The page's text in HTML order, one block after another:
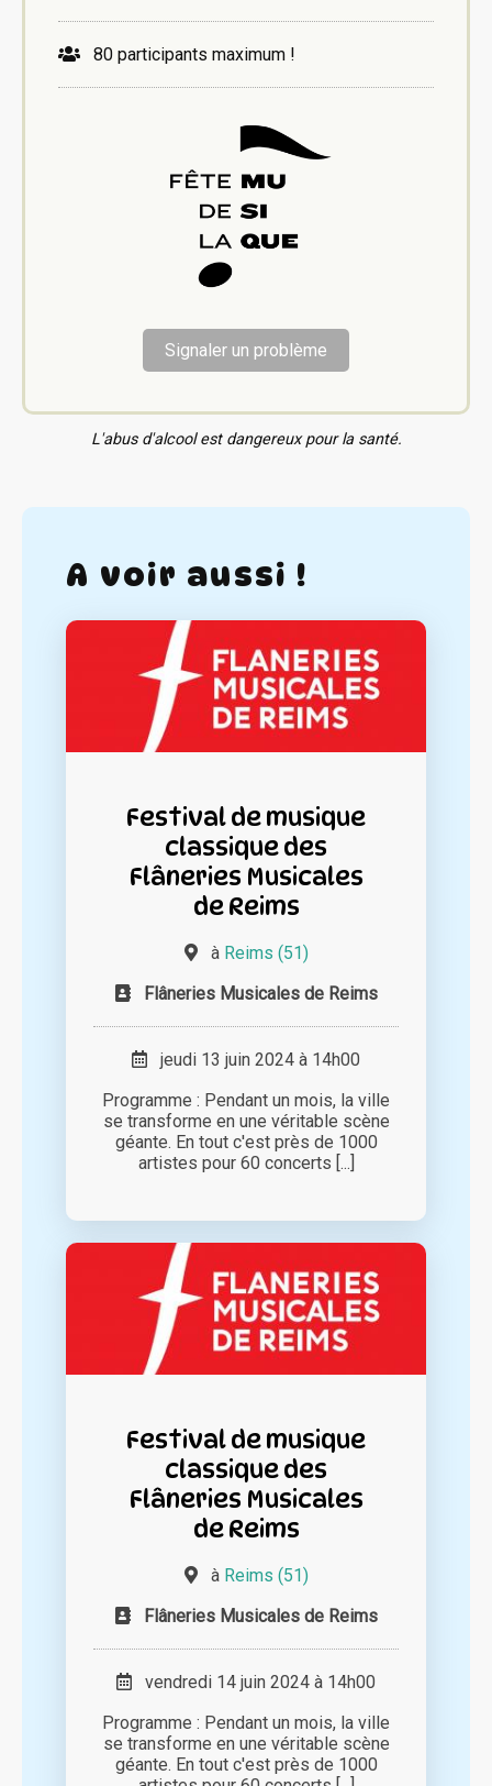
80 participants maximum !
Signaler un problème
L'abus d'alcool est dangereux pour la santé.
A voir aussi !
Festival de musique
classique des
Flâneries Musicales
de Reims
à Reims (51)
Flâneries Musicales de Reims
jeudi 13 juin 2024 à 14h00
Programme : Pendant un mois, la ville
se transforme en une véritable scène
géante. En tout c'est près de 1000
artistes pour 60 concerts [...]
Festival de musique
classique des
Flâneries Musicales
de Reims
à Reims (51)
Flâneries Musicales de Reims
vendredi 14 juin 2024 à 14h00
Programme : Pendant un mois, la ville
se transforme en une véritable scène
géante. En tout c'est près de 1000